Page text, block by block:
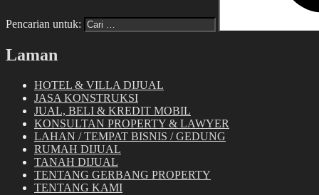
Pencarian untuk:
Laman
HOTEL & VILLA DIJUAL
JASA KONSTRUKSI
JUAL, BELI & KREDIT MOBIL
KONSULTAN PROPERTY & LAWYER
LAHAN / TEMPAT BISNIS / GEDUNG
RUMAH DIJUAL
TANAH DIJUAL
TENTANG GERBANG PROPERTY
TENTANG KAMI